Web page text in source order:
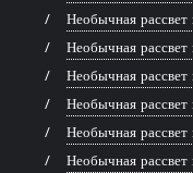
Необычная рассвет
Необычная рассвет
Необычная рассвет
Необычная рассвет
Необычная рассвет
Необычная рассвет